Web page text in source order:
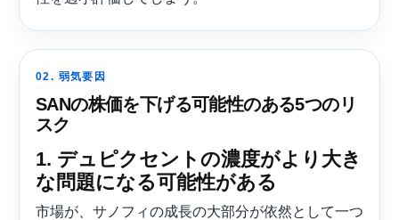
02. 弱気要因
SANの株価を下げる可能性のある5つのリ
スク
1. デュピクセントの濃度がより大き
な問題になる可能性がある
市場が、サノフィの成長の大部分が依然として一つ